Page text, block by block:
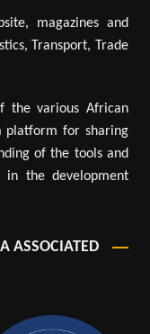
magazines and
Transport, Trade
the various African
platform for sharing
of the tools and
in the development
ASSOCIATED